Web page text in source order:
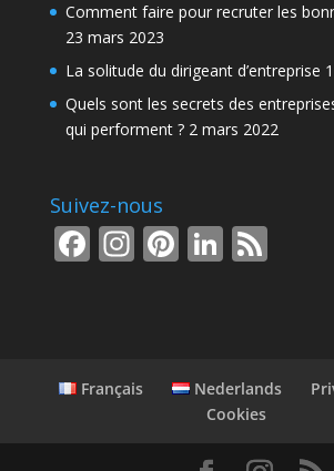
Comment faire pour recruter les
23 mars 2023
La solitude du dirigeant d’entreprise
Quels sont les secrets des
qui performent ? 2 mars 2022
Suivez-nous
F
o
In
a
Pi
st
Li
dI
n
F
Français Nederlands
Cookies